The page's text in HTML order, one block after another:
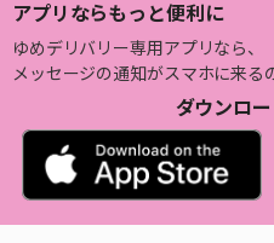
アプリならもっと便利に
ゆめデリバリー専用アプリなら、
メッセージの通知がスマホに来る
ダウンロ